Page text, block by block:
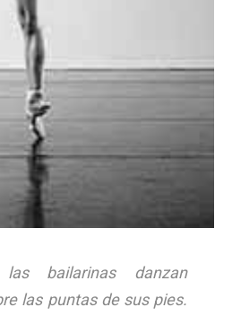
bailarinas danzan
las puntas de sus pies.